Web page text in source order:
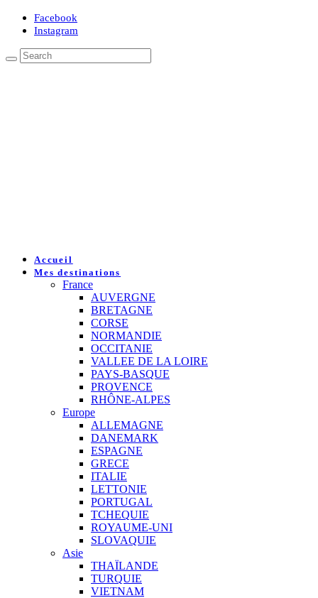
Facebook
Instagram
Accueil
Mes destinations
France
AUVERGNE
BRETAGNE
CORSE
NORMANDIE
OCCITANIE
VALLEE DE LA LOIRE
PAYS-BASQUE
PROVENCE
RHÔNE-ALPES
Europe
ALLEMAGNE
DANEMARK
ESPAGNE
GRECE
ITALIE
LETTONIE
PORTUGAL
TCHEQUIE
ROYAUME-UNI
SLOVAQUIE
Asie
THAÏLANDE
TURQUIE
VIETNAM